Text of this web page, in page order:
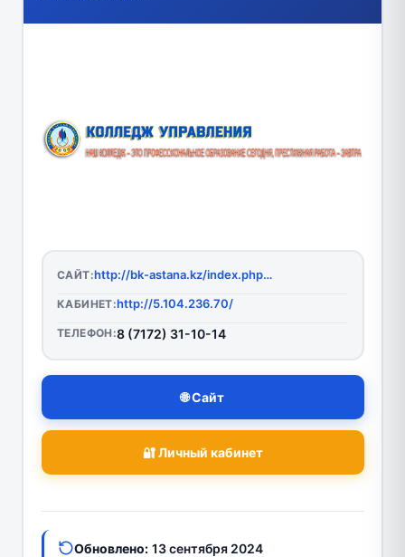
САЙТ: http://bk-astana.kz/index.php?lang=ru
КАБИНЕТ:http://5.104.236.70/
ТЕЛЕФОН:8 (7172) 31-10-14
🌐 Сайт
🔐 Личный кабинет
Обновлено: 13 сентября 2024